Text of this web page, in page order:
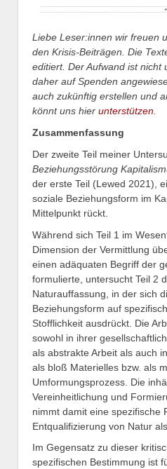
Liebe Leser:innen wir freuen
den Krisis-Beiträgen. Die
editiert. Der Aufwand ist nicht
daher auf Spenden
auch zukünftig erstellen und
könnt uns hier unterstützen.
Zusammenfassung
Der zweite Teil meiner
Beziehungsstörung
der erste Teil (Lewed 2021),
soziale Beziehungsform im
Mittelpunkt rückt.
Während sich Teil 1 im
Dimension der Vermittlung
einen adäquaten Begriff der
formulierte, untersucht Teil 2
Naturauffassung, in der sich
Beziehungsform auf
Stofflichkeit ausdrückt. Die
sowohl in ihrer
als abstrakte Arbeit als auch
als bloß Materielles bzw. als
Umformungsprozess. Die
Vereinheitlichung und
nimmt damit eine spezifische
Entqualifizierung von Natur
Im Gegensatz zu dieser
spezifischen Bestimmung ist